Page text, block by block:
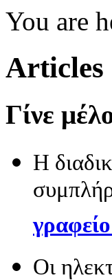
You are
Articles
Γίνε
Η
Οι